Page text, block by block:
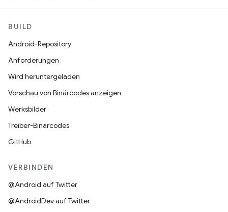
BUILD
Android-Repository
Anforderungen
Wird heruntergeladen
Vorschau von Binärcodes anzeigen
Werksbilder
Treiber-Binärcodes
GitHub
VERBINDEN
@Android auf Twitter
@AndroidDev auf Twitter